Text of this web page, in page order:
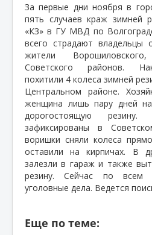
За первые дни ноября в
пять случаев краж зимней
«КЗ» в ГУ МВД по
всего страдают владельцы
жители
Советского районов.
похитили 4 колеса зимней
Центральном районе.
женщина лишь пару дней
дорогостоящую
зафиксированы в
воришки сняли колеса
оставили на кирпичах. В
залезли в гараж и также
резину. Сейчас по всем
уголовные дела. Ведется
Еще по теме: